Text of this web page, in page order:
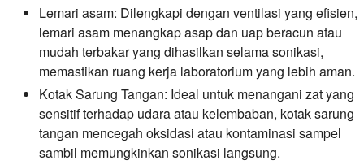
Lemari asam: Dilengkapi dengan ventilasi yang efisien,
lemari asam menangkap asap dan uap beracun atau
mudah terbakar yang dihasilkan selama sonikasi,
memastikan ruang kerja laboratorium yang lebih aman.
Kotak Sarung Tangan: Ideal untuk menangani zat yang
sensitif terhadap udara atau kelembaban, kotak sarung
tangan mencegah oksidasi atau kontaminasi sampel
sambil memungkinkan sonikasi langsung.